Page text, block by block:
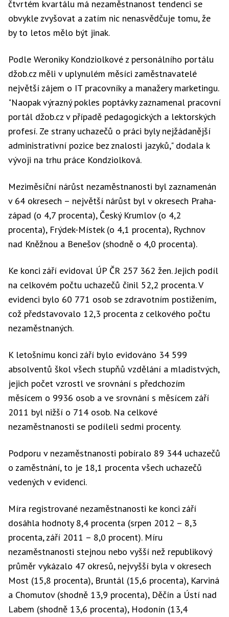
čtvrtém kvartálu má nezaměstnanost tendenci se
obvykle zvyšovat a zatím nic nenasvědčuje tomu, že
by to letos mělo být jinak.
Podle Weroniky Kondziolkové z personálního portálu
džob.cz měli v uplynulém měsíci zaměstnavatelé
největší zájem o IT pracovníky a manažery marketingu.
"Naopak výrazný pokles poptávky zaznamenal pracovní
portál džob.cz v případě pedagogických a lektorských
profesí. Ze strany uchazečů o práci byly nejžádanější
administrativní pozice bez znalosti jazyků," dodala k
vývoji na trhu práce Kondziolková.
Meziměsíční nárůst nezaměstnanosti byl zaznamenán
v 64 okresech – největší nárůst byl v okresech Praha-
západ (o 4,7 procenta), Český Krumlov (o 4,2
procenta), Frýdek-Místek (o 4,1 procenta), Rychnov
nad Kněžnou a Benešov (shodně o 4,0 procenta).
Ke konci září evidoval ÚP ČR 257 362 žen. Jejich podíl
na celkovém počtu uchazečů činil 52,2 procenta. V
evidenci bylo 60 771 osob se zdravotním postižením,
což představovalo 12,3 procenta z celkového počtu
nezaměstnaných.
K letošnímu konci září bylo evidováno 34 599
absolventů škol všech stupňů vzdělání a mladistvých,
jejich počet vzrostl ve srovnání s předchozím
měsícem o 9936 osob a ve srovnání s měsícem září
2011 byl nižší o 714 osob. Na celkové
nezaměstnanosti se podíleli sedmi procenty.
Podporu v nezaměstnanosti pobíralo 89 344 uchazečů
o zaměstnání, to je 18,1 procenta všech uchazečů
vedených v evidenci.
Míra registrované nezaměstnanosti ke konci září
dosáhla hodnoty 8,4 procenta (srpen 2012 – 8,3
procenta, září 2011 – 8,0 procent). Míru
nezaměstnanosti stejnou nebo vyšší než republikový
průměr vykázalo 47 okresů, nejvyšší byla v okresech
Most (15,8 procenta), Bruntál (15,6 procenta), Karviná
a Chomutov (shodně 13,9 procenta), Děčín a Ústí nad
Labem (shodně 13,6 procenta), Hodonín (13,4